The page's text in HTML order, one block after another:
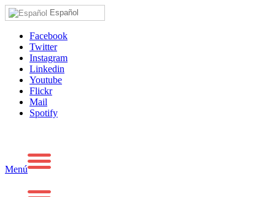
Español
Facebook
Twitter
Instagram
Linkedin
Youtube
Flickr
Mail
Spotify
Menú